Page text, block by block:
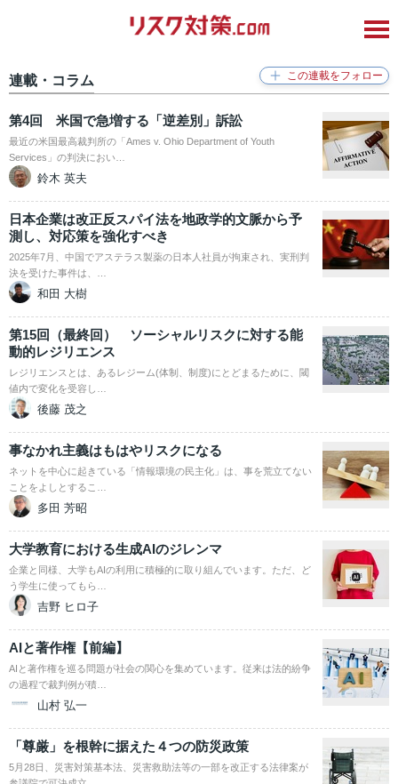
連載・コラム
第4回 米国で急増する「逆差別」訴訟
最近の米国最高裁判所の「Ames v. Ohio Department of Youth
Services」の判決におい…
鈴木 英夫
日本企業は改正反スパイ法を地政学的文脈から予
測し、対応策を強化すべき
2025年7月、中国でアステラス製薬の日本人社員が拘束され、実刑判
決を受けた事件は、…
和田 大樹
第15回（最終回） ソーシャルリスクに対する能
動的レジリエンス
レジリエンスとは、あるレジーム(体制、制度)にとどまるために、閾
値内で変化を受容し…
後藤 茂之
事なかれ主義はもはやリスクになる
ネットを中心に起きている「情報環境の民主化」は、事を荒立てない
ことをよしとするこ…
多田 芳昭
大学教育における生成AIのジレンマ
企業と同様、大学もAIの利用に積極的に取り組んでいます。ただ、ど
う学生に使ってもら…
吉野 ヒロ子
AIと著作権【前編】
AIと著作権を巡る問題が社会の関心を集めています。従来は法的紛争
の過程で裁判例が積…
山村 弘一
「尊厳」を根幹に据えた４つの防災政策
5月28日、災害対策基本法、災害救助法等の一部を改正する法律案が